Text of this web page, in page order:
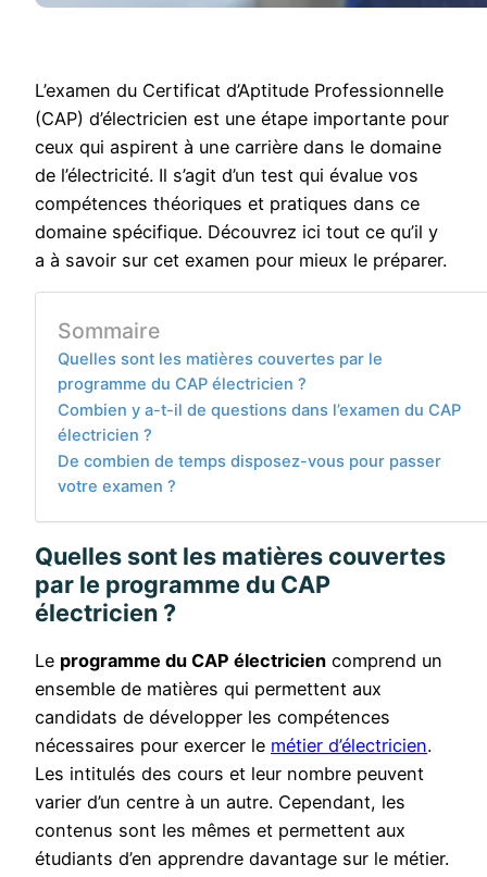
L’examen du Certificat d’Aptitude Professionnelle
(CAP) d’électricien est une étape importante pour
ceux qui aspirent à une carrière dans le domaine
de l’électricité. Il s’agit d’un test qui évalue vos
compétences théoriques et pratiques dans ce
domaine spécifique. Découvrez ici tout ce qu’il y
a à savoir sur cet examen pour mieux le préparer.
Sommaire
Quelles sont les matières couvertes par le
programme du CAP électricien ?
Combien y a-t-il de questions dans l’examen du CAP
électricien ?
De combien de temps disposez-vous pour passer
votre examen ?
Quelles sont les matières couvertes
par le programme du CAP
électricien ?
Le programme du CAP électricien comprend un
ensemble de matières qui permettent aux
candidats de développer les compétences
nécessaires pour exercer le métier d’électricien.
Les intitulés des cours et leur nombre peuvent
varier d’un centre à un autre. Cependant, les
contenus sont les mêmes et permettent aux
étudiants d’en apprendre davantage sur le métier.